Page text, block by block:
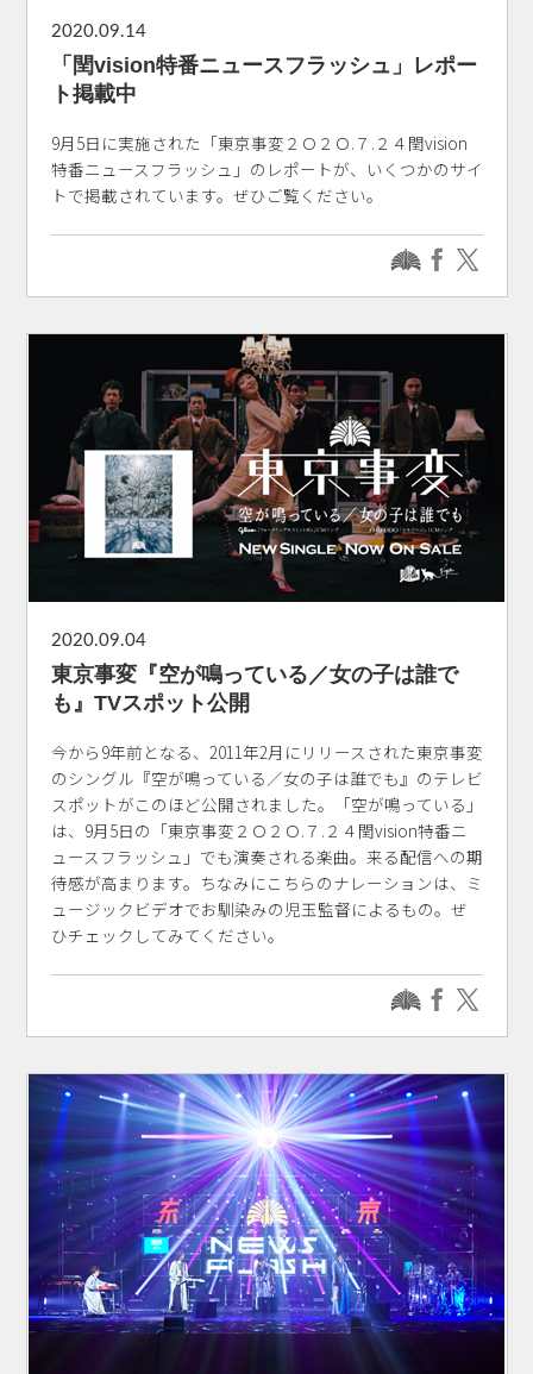
2020.09.14
「閏vision特番ニュースフラッシュ」レポー
ト掲載中
9月5日に実施された「東京事変２Ｏ２Ｏ.７.２４閏vision
特番ニュースフラッシュ」のレポートが、いくつかのサイ
トで掲載されています。ぜひご覧ください。
2020.09.04
東京事変『空が鳴っている／女の子は誰で
も』TVスポット公開
今から9年前となる、2011年2月にリリースされた東京事変
のシングル『空が鳴っている／女の子は誰でも』のテレビ
スポットがこのほど公開されました。「空が鳴っている」
は、9月5日の「東京事変２Ｏ２Ｏ.７.２４閏vision特番ニ
ュースフラッシュ」でも演奏される楽曲。来る配信への期
待感が高まります。ちなみにこちらのナレーションは、ミ
ュージックビデオでお馴染みの児玉監督によるもの。ぜ
ひチェックしてみてください。